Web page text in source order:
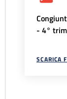
- 4°
SCARICA